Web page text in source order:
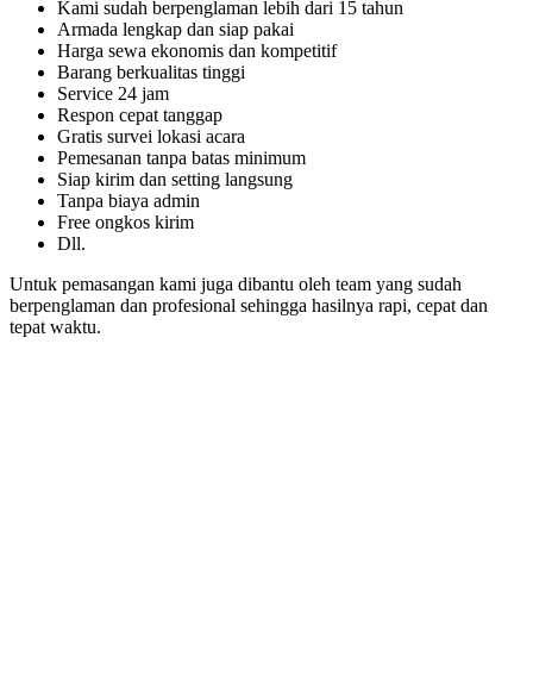
Kami sudah berpenglaman lebih dari 15 tahun
Armada lengkap dan siap pakai
Harga sewa ekonomis dan kompetitif
Barang berkualitas tinggi
Service 24 jam
Respon cepat tanggap
Gratis survei lokasi acara
Pemesanan tanpa batas minimum
Siap kirim dan setting langsung
Tanpa biaya admin
Free ongkos kirim
Dll.
Untuk pemasangan kami juga dibantu oleh team yang sudah
berpenglaman dan profesional sehingga hasilnya rapi, cepat dan
tepat waktu.